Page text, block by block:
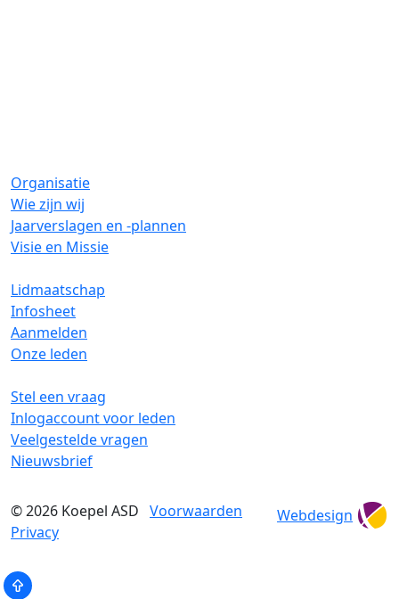
Organisatie
Wie zijn wij
Jaarverslagen en -plannen
Visie en Missie
Lidmaatschap
Infosheet
Aanmelden
Onze leden
Stel een vraag
Inlogaccount voor leden
Veelgestelde vragen
Nieuwsbrief
© 2026 Koepel ASD Voorwaarden
Privacy
Webdesign